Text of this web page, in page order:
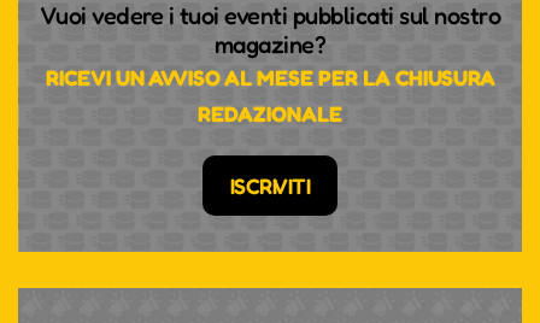
Vuoi vedere i tuoi eventi pubblicati sul nostro
magazine?
RICEVI UN AVVISO AL MESE PER LA CHIUSURA
REDAZIONALE
ISCRIVITI